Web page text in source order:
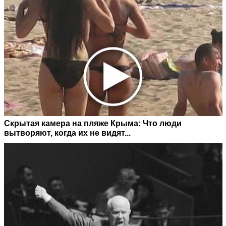
Скрытая камера на пляже Крыма: Что люди
вытворяют, когда их не видят...